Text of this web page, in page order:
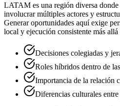
LATAM es una región diversa
involucrar múltiples actores y
Generar oportunidades aquí exige
local y ejecución consistente más
Decisiones colegiadas y
Roles híbridos dentro de
Importancia de la relación
Diferencias culturales entre